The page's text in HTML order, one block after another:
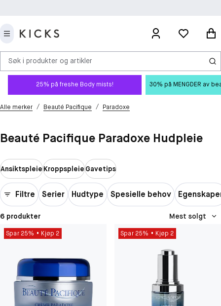
Søk i produkter og artikler
25% på freshe Body mists! 30% på MENGDER av
Alle merker / Beauté Pacifique / Paradoxe
Beauté Pacifique Paradoxe Hudpleie
AnsiktspleieKroppspleieGavetips
Filtre Serier Hudtype Spesielle behov
6 produkter Mest solgt
Spar 25% Kjøp 2 Spar 25% Kjøp 2